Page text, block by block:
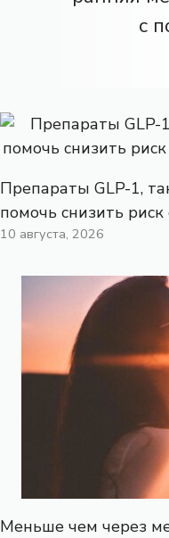
с
Препараты GLP-1,
помочь снизить
10 августа, 2026
Меньше чем через